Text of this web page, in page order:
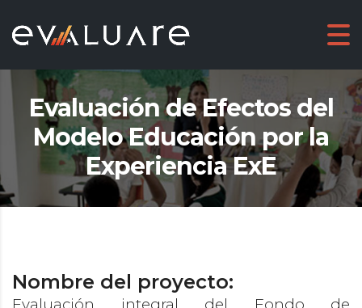
Evaluación de Efectos del
Modelo Educación por la
Experiencia ExE
Nombre del proyecto: